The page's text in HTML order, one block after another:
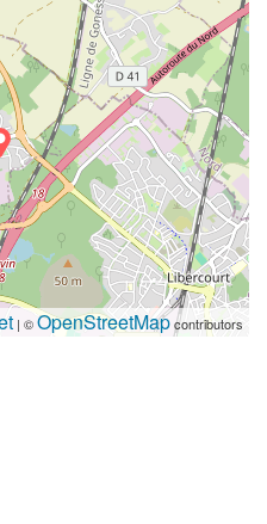
| ©OpenStreetMapcontributors